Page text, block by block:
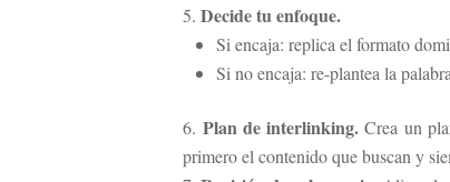
Decide tu enfoque.
Si encaja: replica el formato
Si no encaja: re-plantea la
Plan de interlinking. Crea un
primero el contenido que buscan y